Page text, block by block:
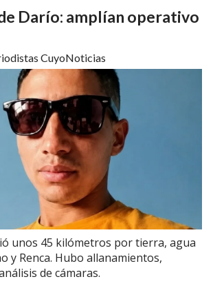
Darío: amplían operativo
CuyoNoticias
unos 45 kilómetros por tierra, agua
y Renca. Hubo allanamientos,
de cámaras.